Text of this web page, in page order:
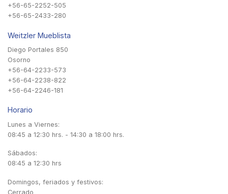
+56-65-2252-505
+56-65-2433-280
Weitzler Mueblista
Diego Portales 850
Osorno
+56-64-2233-573
+56-64-2238-822
+56-64-2246-181
Horario
Lunes a Viernes:
08:45 a 12:30 hrs. - 14:30 a 18:00 hrs.
Sábados:
08:45 a 12:30 hrs
Domingos, feriados y festivos:
Cerrado